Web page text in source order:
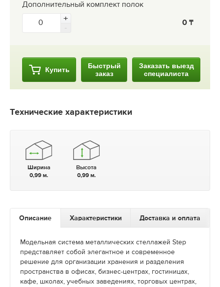
Дополнительный комплект полок
0
Купить
Быстрый
заказ
Заказать выезд
специалиста
Технические характеристики
Ширина
0,99 м.
Высота
0,99 м.
Описание Характеристики Доставка и оплата
Модельная система металлических стеллажей Step
представляет собой элегантное и современное
решение для организации хранения и разделения
пространства в офисах, бизнес-центрах, гостиницах,
кафе, школах, учебных заведениях, торговых центрах,